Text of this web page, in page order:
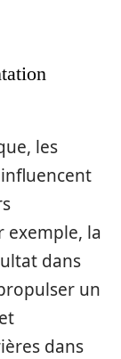
les
exemple, la
dans
un
dans